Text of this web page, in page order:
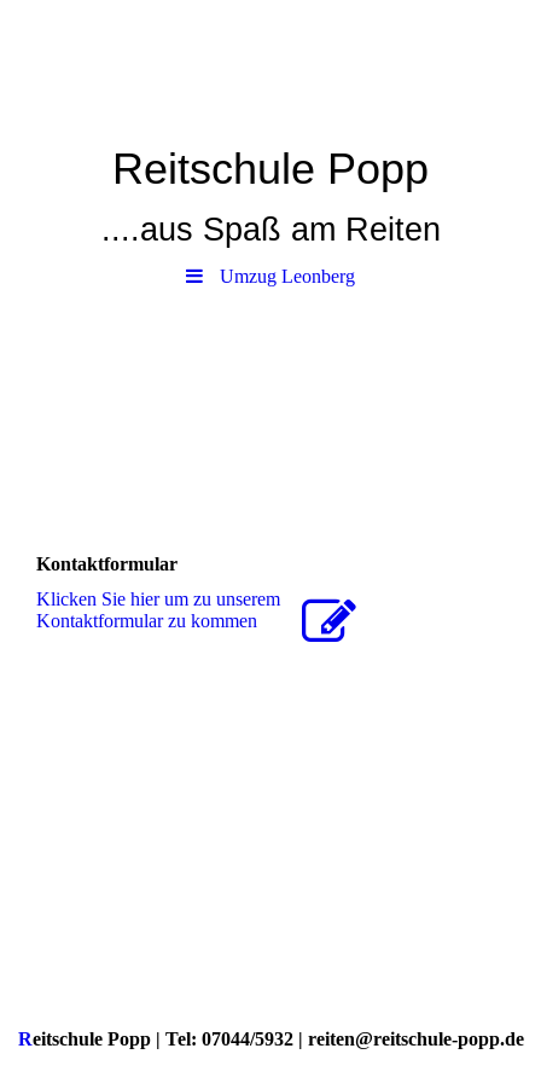
Reitschule Popp
....aus Spaß am Reiten
Umzug Leonberg
Kontaktformular
Klicken Sie hier um zu unserem
Kon­takt­for­mu­lar zu kommen
Reitschule Popp | Tel: 07044/5932 | reiten@reitschule-popp.de